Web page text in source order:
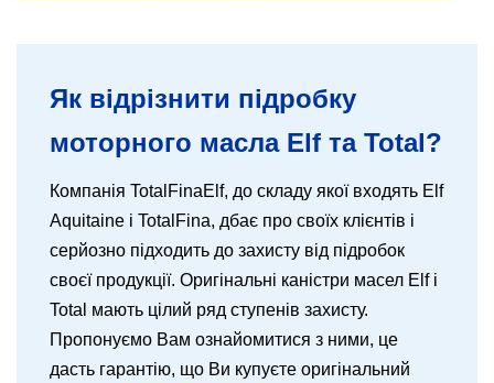
Як відрізнити підробку
моторного масла Elf та Total?
Компанія TotalFinaElf, до складу якої входять Elf
Aquitaine і TotalFina, дбає про своїх клієнтів і
серйозно підходить до захисту від підробок
своєї продукції. Оригінальні каністри масел Elf і
Total мають цілий ряд ступенів захисту.
Пропонуємо Вам ознайомитися з ними, це
дасть гарантію, що Ви купуєте оригінальний